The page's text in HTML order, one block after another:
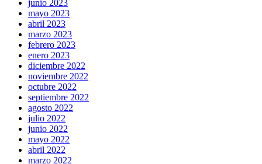
junio 2023
mayo 2023
abril 2023
marzo 2023
febrero 2023
enero 2023
diciembre 2022
noviembre 2022
octubre 2022
septiembre 2022
agosto 2022
julio 2022
junio 2022
mayo 2022
abril 2022
marzo 2022